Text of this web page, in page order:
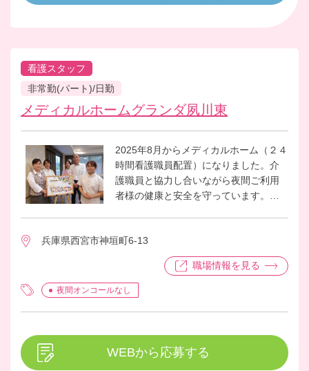
看護スタッフ
非常勤(パート)/日勤
メディカルホームグランダ夙川東
2025年8月からメディカルホーム（２４
時間看護職員配置）になりました。介
護職員と協力し合いながら夜間ご利用
者様の健康と安全を守っています。メ
な方も多くいらっしゃり、にぎやかな
ホームになります。
スタッフも明るく元気なメンバーばか
りなので一緒に楽しみながらご利用者
兵庫県西宮市神垣町6-13
職場情報を見る
夜間オンコールなし
WEBから応募する